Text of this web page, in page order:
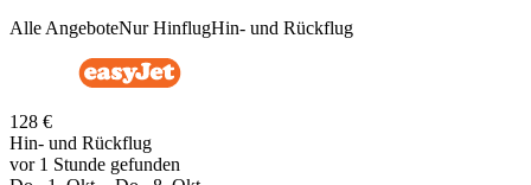
Alle AngeboteNur HinflugHin- und Rückflug
128 €
Hin- und Rückflug
vor 1 Stunde gefunden